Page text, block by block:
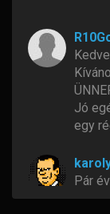
Jó
egy
Pár